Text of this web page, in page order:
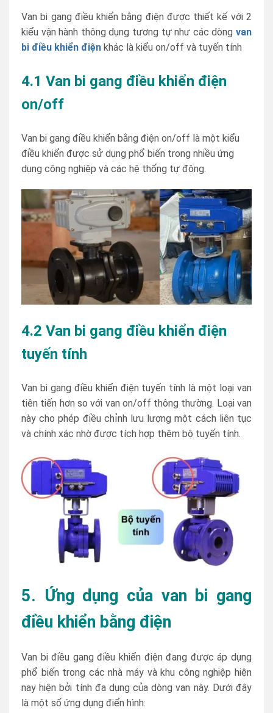
Van bi gang điều khiển bằng điện được thiết kế với 2
kiểu vận hành thông dụng tương tự như các dòng van
bi điều khiển điện khác là kiểu on/off và tuyến tính
4.1 Van bi gang điều khiển điện
on/off
Van bi gang điều khiển bằng điện on/off là một kiểu
điều khiển được sử dụng phổ biến trong nhiều ứng
dụng công nghiệp và các hệ thống tự động.
4.2 Van bi gang điều khiển điện
tuyến tính
Van bi gang điều khiển điện tuyến tính là một loại van
tiên tiến hơn so với van on/off thông thường. Loại van
này cho phép điều chỉnh lưu lượng một cách liên tục
và chính xác nhờ được tích hợp thêm bộ tuyến tính.
5. Ứng dụng của van bi gang
điều khiển bằng điện
Van bi điều gang điều khiển điện đang được áp dụng
phổ biến trong các nhà máy và khu công nghiệp hiện
nay hiện bởi tính đa dụng của dòng van này. Dưới đây
là một số ứng dụng điển hình: